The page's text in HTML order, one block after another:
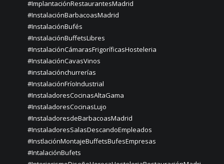
#ImplantaciónRestaurantesMadrid
#InstalaciónBarbacoasMadrid
#InstalaciónBufés
#InstalaciónBuffetsLibres
#InstalaciónCámarasFrigoríficasHosteleria
#InstalaciónCavasVinos
#instalaciónchurrerías
#InstalaciónFríoIndustrial
#InstaladoresCocinasAltaGama
#InstaladoresCocinasLujo
#InstaladoresdeBarbacoasMadrid
#InstaladoresSalasDescandoEmpleados
#InstlaciónMontajeBuffetsBufesEmpresas
#IntalaciónBufets